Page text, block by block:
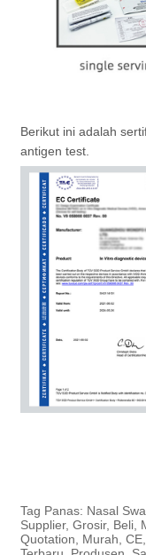
Berikut ini adalah
antigen test.
Tag Panas: Nasal
Supplier, Grosir, Beli,
Quotation, Murah,